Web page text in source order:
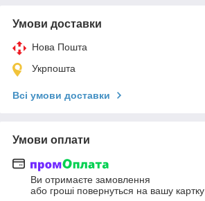
Умови доставки
Нова Пошта
Укрпошта
Всі умови доставки
Умови оплати
Ви отримаєте замовлення
або гроші повернуться на вашу картку